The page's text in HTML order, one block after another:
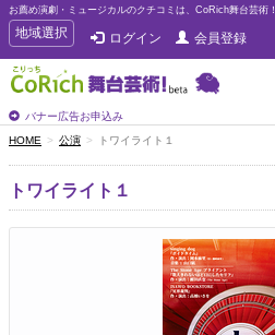
お薦め演劇・ミュージカルのクチコミは、CoRich舞台芸術！
T
o
g
g
e
n
a
v
i
地域選択 ログイン 会員登録
バナー広告お申込み
HOME 公演 トワイライト１
トワイライト１